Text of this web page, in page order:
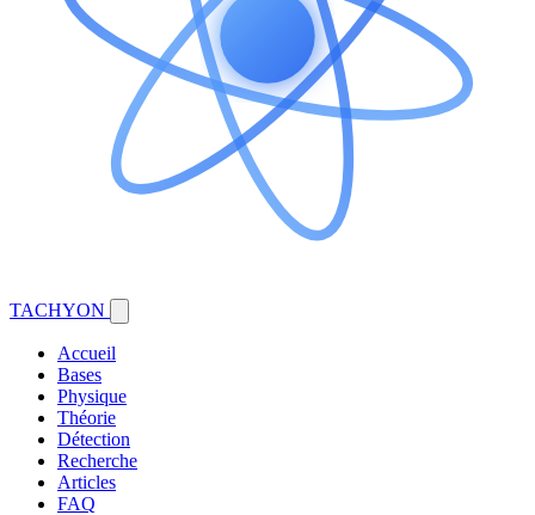
TACHYON
Accueil
Bases
Physique
Théorie
Détection
Recherche
Articles
FAQ